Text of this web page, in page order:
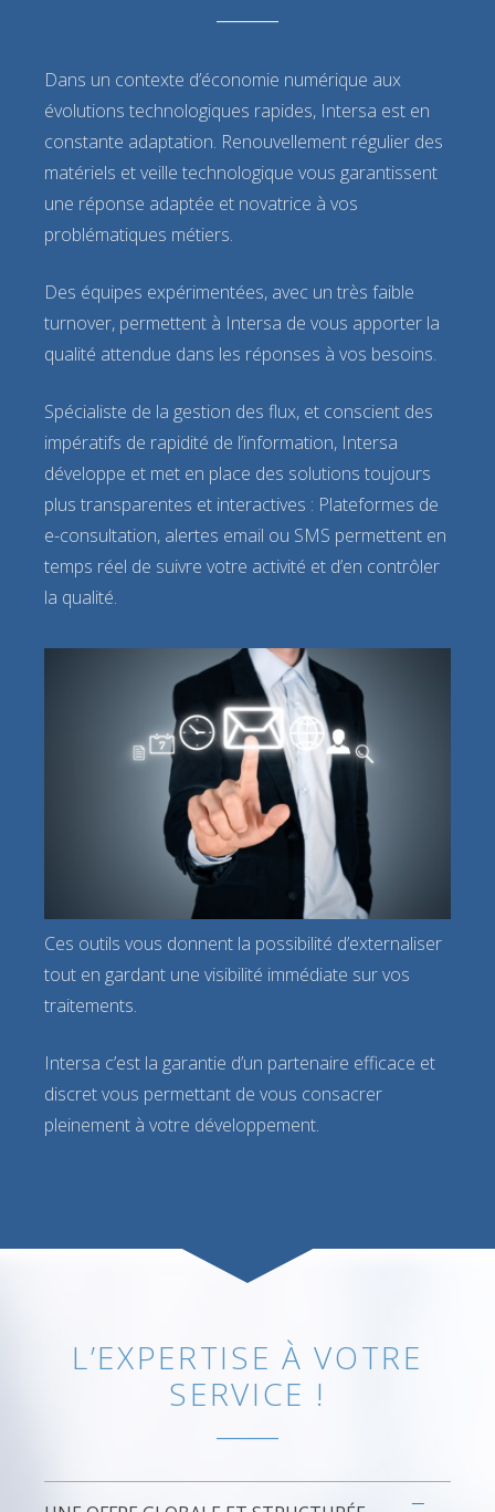
Dans un contexte d’économie numérique aux
évolutions technologiques rapides, Intersa est en
constante adaptation. Renouvellement régulier des
matériels et veille technologique vous garantissent
une réponse adaptée et novatrice à vos
problématiques métiers.
Des équipes expérimentées, avec un très faible
turnover, permettent à Intersa de vous apporter la
qualité attendue dans les réponses à vos besoins.
Spécialiste de la gestion des flux, et conscient des
impératifs de rapidité de l’information, Intersa
développe et met en place des solutions toujours
plus transparentes et interactives : Plateformes de
e-consultation, alertes email ou SMS permettent en
temps réel de suivre votre activité et d’en contrôler
la qualité.
Ces outils vous donnent la possibilité d’externaliser
tout en gardant une visibilité immédiate sur vos
traitements.
Intersa c’est la garantie d’un partenaire efficace et
discret vous permettant de vous consacrer
pleinement à votre développement.
L’EXPERTISE À VOTRE
SERVICE !